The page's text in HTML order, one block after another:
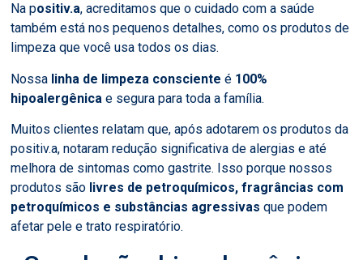
Na positiv.a, acreditamos que o cuidado com a saúde
também está nos pequenos detalhes, como os produtos de
limpeza que você usa todos os dias.
Nossa linha de limpeza consciente é 100%
hipoalergênica e segura para toda a família.
Muitos clientes relatam que, após adotarem os produtos da
positiv.a, notaram redução significativa de alergias e até
melhora de sintomas como gastrite. Isso porque nossos
produtos são livres de petroquímicos, fragrâncias com
petroquímicos e substâncias agressivas que podem
afetar pele e trato respiratório.